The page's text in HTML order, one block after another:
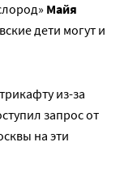
Майя
дети могут и
из-за
запрос от
на эти